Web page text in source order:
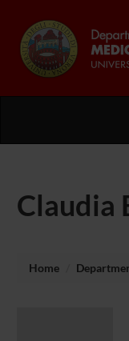
Claudia
Home